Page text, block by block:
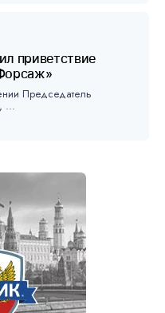
приветствие
Председатель
...